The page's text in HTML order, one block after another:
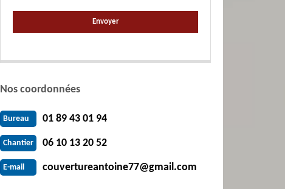
Nos coordonnées
Bureau 01 89 43 01 94
Chantier 06 10 13 20 52
E-mail couvertureantoine77@gmail.com